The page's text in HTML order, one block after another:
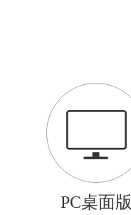
PC桌面版